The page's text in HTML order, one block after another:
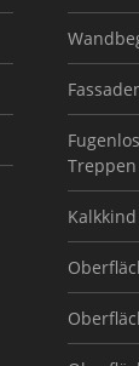
Treppen